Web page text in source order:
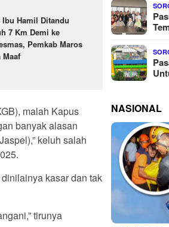
Hamil Ditandu
7 Km Demi ke
Pemkab Maros
Maaf
malah Kapus
banyak alasan
keluh salah
kasar dan tak
tirunya
NASIONAL